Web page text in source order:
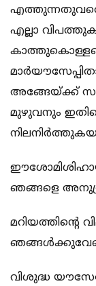
എത്തുന്നതുവരെ
എല്ലാ
അങ്ങേയ്ക്ക്
മുഴുവനും
ഞങ്ങളെ
മറിയത്തിന്റെ
വിശുദ്ധ